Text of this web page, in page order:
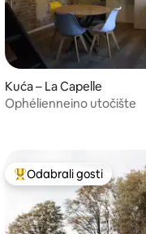
4,91/5, recenzija: 54
Kuća – La Capelle
Ophélienneino utočište
Među najviše
Odabrali gosti